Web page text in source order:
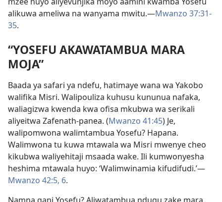
alikuwa ameliwa na wanyama mwitu.—Mwanzo 37:31-
35.
“YOSEFU AKAWATAMBUA MARA
MOJA”
Baada ya safari ya ndefu, hatimaye wana wa Yakobo
walifika Misri. Walipouliza kuhusu kununua nafaka,
waliagizwa kwenda kwa ofisa mkubwa wa serikali
aliyeitwa Zafenath-panea. (Mwanzo 41:45) Je,
walipomwona walimtambua Yosefu? Hapana.
Walimwona tu kuwa mtawala wa Misri mwenye cheo
kikubwa waliyehitaji msaada wake. Ili kumwonyesha
heshima mtawala huyo: ‘Walimwinamia kifudifudi.’—
Mwanzo 42:5, 6.